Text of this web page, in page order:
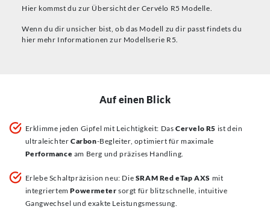
Hier kommst du zur Übersicht der Cervélo R5 Modelle.
Wenn du dir unsicher bist, ob das Modell zu dir passt findets du
hier mehr Informationen zur Modellserie R5.
Auf einen Blick
Erklimme jeden Gipfel mit Leichtigkeit: DasCervelo R5 ist dein
ultraleichterCarbon-Begleiter, optimiert für maximale
Performance am Berg und präzises Handling.
Erlebe Schaltpräzision neu: Die SRAM Red eTap AXS mit
integriertemPowermeter sorgt für blitzschnelle, intuitive
Gangwechsel und exakte Leistungsmessung.